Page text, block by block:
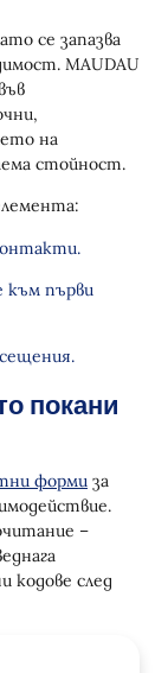
се запазва
MAUDAU
на
стойност.
към първи
покани
форми за
–
кодове след